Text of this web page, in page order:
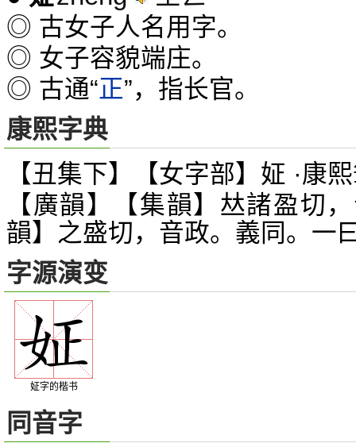
◎ 古女子人名用字。
◎ 女子容貌端庄。
◎ 古通“正”，指长官。
康熙字典
【丑集下】【女字部】姃 ·康
【廣韻】【集韻】 𠀤諸盈切
韻】之盛切，音政。義同。一
字源演变
姃字的楷书
同音字